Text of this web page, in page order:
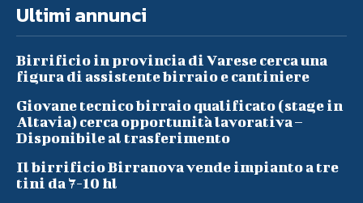
Ultimi annunci
Birrificio in provincia di Varese cerca una
figura di assistente birraio e cantiniere
Giovane tecnico birraio qualificato (stage in
Altavia) cerca opportunità lavorativa –
Disponibile al trasferimento
Il birrificio Birranova vende impianto a tre
tini da 7-10 hl